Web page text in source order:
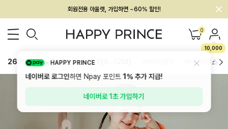
회원전용 아울렛, 가입하면 ~60% 할인!
멤버십 최대 28,000원 혜택 0
10,000
26SS 신상 BEST BABY[6~12M] 하의/레깅스
HAPPY PRINCE
네이버로 로그인하면 Npay 포인트1%추가 지급!
네이버로 1초 가입하기